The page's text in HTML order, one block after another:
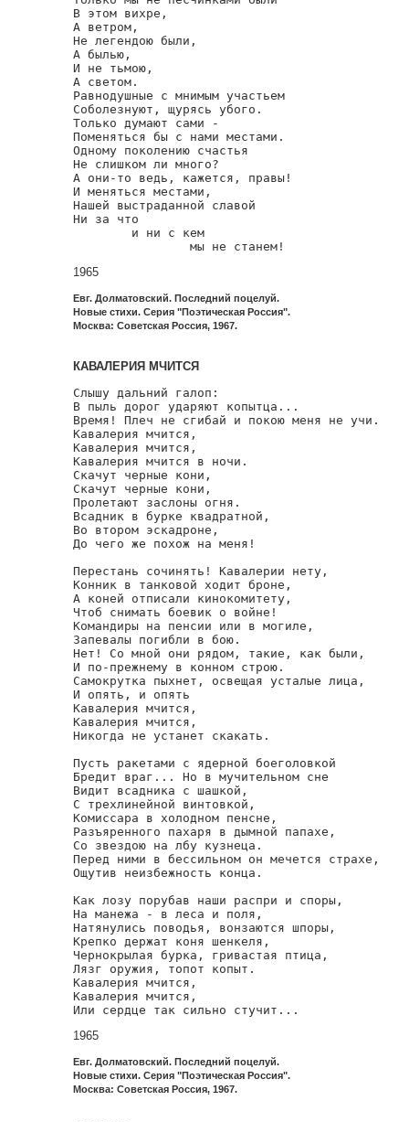
В этом вихре,
А ветром,
Не легендою были,
А былью,
И не тьмою,
А светом.
Равнодушные с мнимым участьем
Соболезнуют, щурясь убого.
Только думают сами -
Поменяться бы с нами местами.
Одному поколению счастья
Не слишком ли много?
А они-то ведь, кажется, правы!
И меняться местами,
Нашей выстраданной славой
Ни за что
        и ни с кем
                мы не станем!
1965
Евг. Долматовский. Последний поцелуй.
Новые стихи. Серия "Поэтическая Россия".
Москва: Советская Россия, 1967.
КАВАЛЕРИЯ МЧИТСЯ
Слышу дальний галоп:
В пыль дорог ударяют копытца...
Время! Плеч не сгибай и покою меня не учи.
Кавалерия мчится,
Кавалерия мчится,
Кавалерия мчится в ночи.
Скачут черные кони,
Скачут черные кони,
Пролетают заслоны огня.
Всадник в бурке квадратной,
Во втором эскадроне,
До чего же похож на меня!
Перестань сочинять! Кавалерии нету,
Конник в танковой ходит броне,
А коней отписали кинокомитету,
Чтоб снимать боевик о войне!
Командиры на пенсии или в могиле,
Запевалы погибли в бою.
Нет! Со мной они рядом, такие, как были,
И по-прежнему в конном строю.
Самокрутка пыхнет, освещая усталые лица,
И опять, и опять
Кавалерия мчится,
Кавалерия мчится,
Никогда не устанет скакать.
Пусть ракетами с ядерной боеголовкой
Бредит враг... Но в мучительном сне
Видит всадника с шашкой,
С трехлинейной винтовкой,
Комиссара в холодном пенсне,
Разъяренного пахаря в дымной папахе,
Со звездою на лбу кузнеца.
Перед ними в бессильном он мечется страхе,
Ощутив неизбежность конца.
Как лозу порубав наши распри и споры,
На манежа - в леса и поля,
Натянулись поводья, вонзаются шпоры,
Крепко держат коня шенкеля,
Чернокрылая бурка, гривастая птица,
Лязг оружия, топот копыт.
Кавалерия мчится,
Кавалерия мчится,
Или сердце так сильно стучит...
1965
Евг. Долматовский. Последний поцелуй.
Новые стихи. Серия "Поэтическая Россия".
Москва: Советская Россия, 1967.